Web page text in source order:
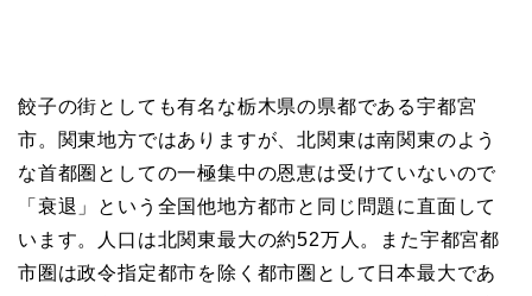
餃子の街としても有名な栃木県の県都である宇都宮
市。関東地方ではありますが、北関東は南関東のよう
な首都圏としての一極集中の恩恵は受けていないので
「衰退」という全国他地方都市と同じ問題に直面して
います。人口は北関東最大の約52万人。また宇都宮都
市圏は政令指定都市を除く都市圏として日本最大であ